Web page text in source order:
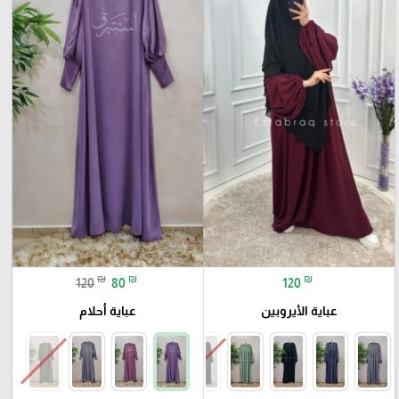
120 ₪
عباية الأيروبين
120 ₪ 80 ₪
عباية أحلام